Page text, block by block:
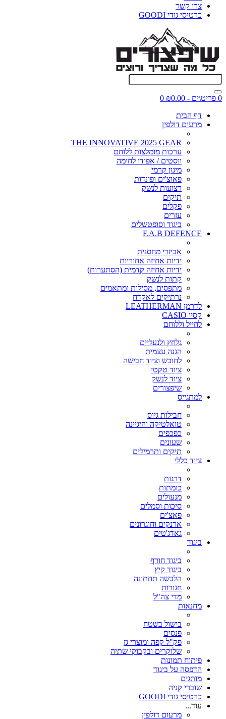
צרו קשר
כרטיסי גודי GOODI
0 פריט\ים - ₪0.00
0
דף הבית
מרעום דולפין
THE INNOVATIVE 2025 GEAR
ערכות מומלצות ללוחם
ווסטים / אפודי לחימה
מיגון קרמי
פאוצ'ים ופונדות
רצועות לנשק
תיקים
פקלים
עזרים
ביגוד וסופטשלים
F.A.B DEFENCE
אביזרי מחסנית
ידיות אחיזה אחוריות
ידיות אחיזה קדמית (הסתערות)
קתות לנשק
מתפסים, מסילות ומתאמים
נרתיקים לאקדח
לדרמן LEATHERMAN
קסיו CASIO
לחייל וללוחם
גלחץ ולנעליים
הגנה עצמית
לחובש וציוד חבישה
ציוד טקטי
ציוד לנשק
שיפצורים
למתגייס
חבילות גיוס
טואלטיקה והיגיינה
כפכפים
שעונים
תיקים ותרמילים
ציוד כללי
דרגות
כומתות
מנעולים
סיכות וסמלים
פאצ'ים
ארנקים וחוגרונים
גאדג'טים
ביגוד
ביגוד חורף
ביגוד קיץ
הלבשה תחתונה
חגורות
מדי צה"ל
מחנאות
בישול בשטח
פנסים
פק"ל קפה ומוצרי גז
שלוקרים ובקבוקי שתיה
פיתוח תמונות
הדפסה על ביגוד
מותגים
שוברי קניה
כרטיסי גודי GOODI
עוד...
מרעום דולפין